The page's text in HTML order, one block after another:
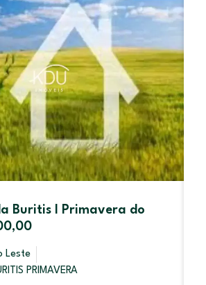
Buritis I Primavera do
Leste
PRIMAVERA